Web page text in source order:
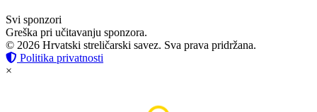
Svi sponzori
Greška pri učitavanju sponzora.
© 2026 Hrvatski streličarski savez. Sva prava pridržana.
Politika privatnosti
×